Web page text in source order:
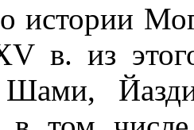
истории
в. из
Шами,